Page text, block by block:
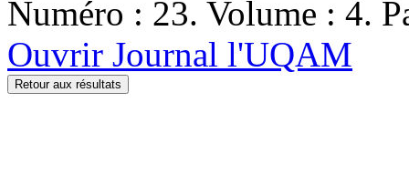
Numéro : 23. Volume : 4.
Ouvrir Journal l'UQAM
Retour aux résultats